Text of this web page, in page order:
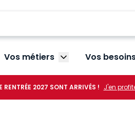
Vos métiers Afficher le sous-
Vos
RENTRÉE 2027 SONT ARRIVÉS ! J'en